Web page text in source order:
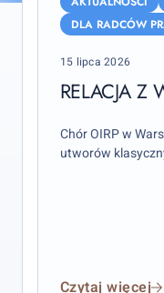
wakacyjnych
Chóru
DLA RADCÓW
Posted
15 lipca 2026
RELACJA Z
Chór OIRP w
utworów
Czytaj więcej